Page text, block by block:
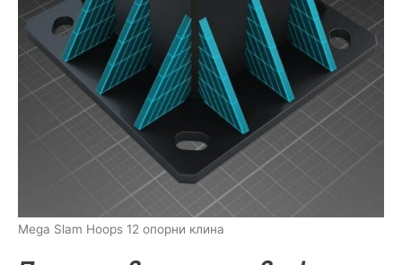
Mega Slam Hoops 12 опорни клина